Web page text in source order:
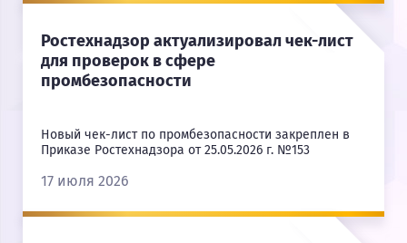
Ростехнадзор актуализировал чек-лист
для проверок в сфере
промбезопасности
Новый чек-лист по промбезопасности закреплен в
Приказе Ростехнадзора от 25.05.2026 г. №153
17 июля 2026